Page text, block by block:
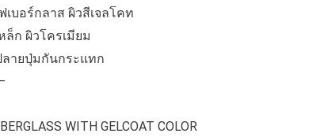
กลาส ผิวสีเจลโคท
โครเมียม
มกันกระแทก
WITH GELCOAT COLOR